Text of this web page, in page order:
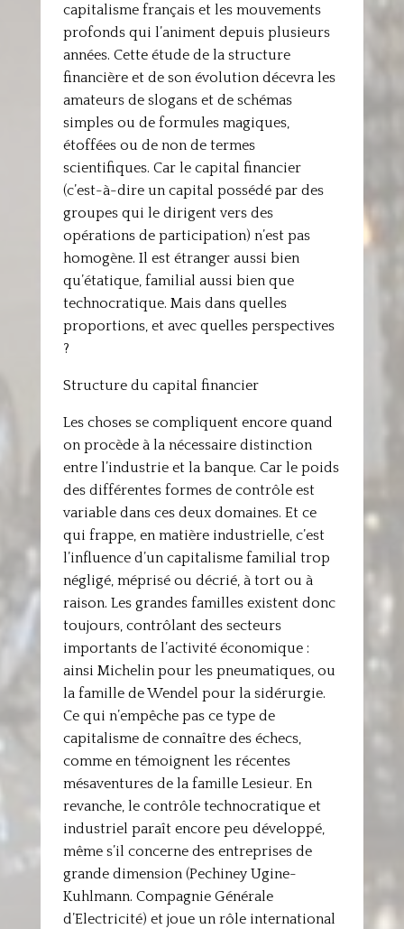
capitalisme français et les mouvements
profonds qui l’animent depuis plusieurs
années. Cette étude de la structure
financière et de son évolution décevra les
amateurs de slogans et de schémas
simples ou de formules magiques,
étoffées ou de non de termes
scientifiques. Car le capital financier
(c’est-à-dire un capital possédé par des
groupes qui le dirigent vers des
opérations de participation) n’est pas
homogène. Il est étranger aussi bien
qu’étatique, familial aussi bien que
technocratique. Mais dans quelles
proportions, et avec quelles perspectives
?
Structure du capital financier
Les choses se compliquent encore quand
on procède à la nécessaire distinction
entre l’industrie et la banque. Car le poids
des différentes formes de contrôle est
variable dans ces deux domaines. Et ce
qui frappe, en matière industrielle, c’est
l’influence d’un capitalisme familial trop
négligé, méprisé ou décrié, à tort ou à
raison. Les grandes familles existent donc
toujours, contrôlant des secteurs
importants de l’activité économique :
ainsi Michelin pour les pneumatiques, ou
la famille de Wendel pour la sidérurgie.
Ce qui n’empêche pas ce type de
capitalisme de connaître des échecs,
comme en témoignent les récentes
mésaventures de la famille Lesieur. En
revanche, le contrôle technocratique et
industriel paraît encore peu développé,
même s’il concerne des entreprises de
grande dimension (Pechiney Ugine-
Kuhlmann. Compagnie Générale
d’Electricité) et joue un rôle international